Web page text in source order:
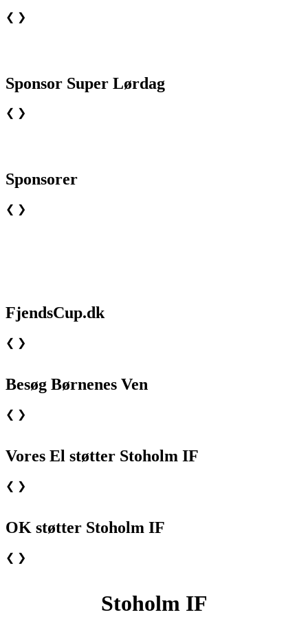
❮ ❯
Sponsor Super Lørdag
❮ ❯
Sponsorer
❮ ❯
FjendsCup.dk
❮ ❯
Besøg Børnenes Ven
❮ ❯
Vores El støtter Stoholm IF
❮ ❯
OK støtter Stoholm IF
❮ ❯
Stoholm IF